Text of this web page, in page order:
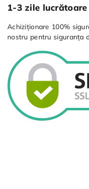
1-3 zile
Achiziționare 100%
nostru pentru siguranța